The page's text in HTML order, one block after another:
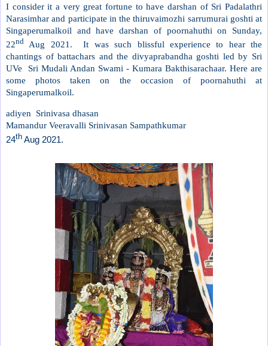
I consider it a very great fortune to have darshan of Sri Padalathri
Narasimhar and participate in the thiruvaimozhi sarrumurai goshti at
Singaperumalkoil and have darshan of poornahuthi on Sunday,
22nd
Aug 2021. It was such blissful experience to hear the
chantings of battachars and the divyaprabandha goshti led by Sri
UVe Sri Mudali Andan Swami - Kumara Bakthisarachaar. Here are
some photos taken on the occasion of poornahuthi at
Singaperumalkoil.
adiyen Srinivasa dhasan
Mamandur Veeravalli Srinivasan Sampathkumar
24th Aug 2021.